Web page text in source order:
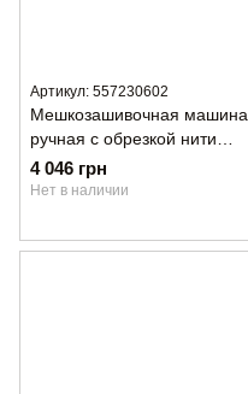
Артикул: 557230602
Мешкозашивочная машина
ручная с обрезкой нити
Anysew GK 9-2
4 046 грн
Нет в наличии